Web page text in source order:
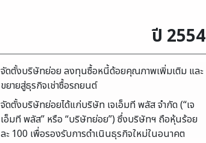
ปี 2554
จัดตั้งบริษัทย่อย ลงทุนซื้อหนี้ด้อยคุณภาพเพิ่มเติม และ
ขยายสู่ธุรกิจเช่าซื้อรถยนต์
จัดตั้งบริษัทย่อยได้แก่บริษัท เจเอ็มที พลัส จำกัด (“เจ
เอ็มที พลัส” หรือ “บริษัทย่อย”) ซึ่งบริษัทฯ ถือหุ้นร้อย
ละ 100 เพื่อรองรับการดำเนินธุรกิจใหม่ในอนาคต